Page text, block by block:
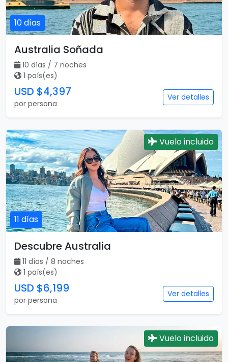
10 días
Australia Soñada
10 días / 7 noches
1 país(es)
USD $4,397
por persona
Ver detalles
11 días
Vuelo incluido
Descubre Australia
11 días / 8 noches
1 país(es)
USD $6,199
por persona
Ver detalles
Vuelo incluido